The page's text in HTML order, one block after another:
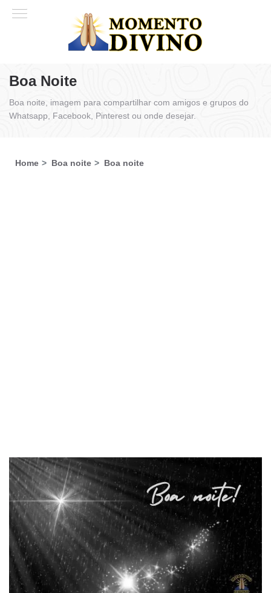
Boa Noite
Boa noite, imagem para compartilhar com amigos e grupos do
Whatsapp, Facebook, Pinterest ou onde desejar.
Home Boa noite Boa noite